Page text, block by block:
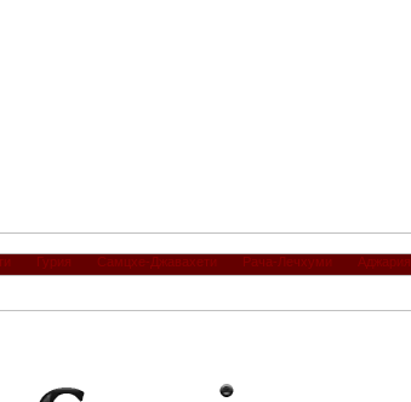
Гурия Самцхе-Джавахети Рача-Лечхуми Аджария